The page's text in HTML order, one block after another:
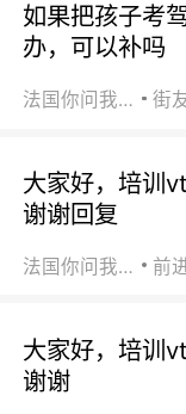
如果把孩子考
办，可以补吗
法国你问我答
大家好，培训
谢谢回复
法国你问我答 前
大家好，培训
谢谢